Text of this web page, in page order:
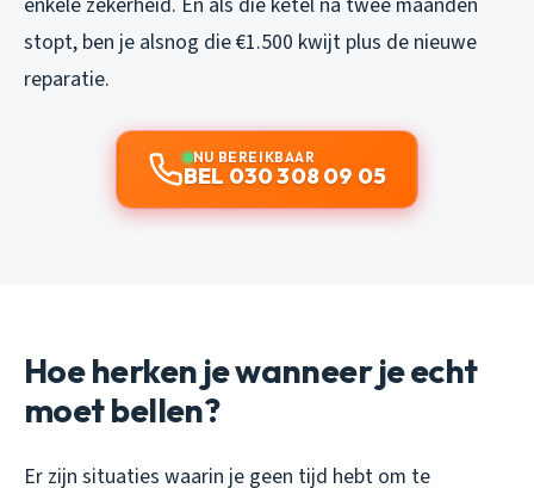
stopt, ben je alsnog die €1.500 kwijt plus de nieuwe
reparatie.
NU BEREIKBAAR
BEL 030 308 09 05
Hoe herken je wanneer je echt
moet bellen?
Er zijn situaties waarin je geen tijd hebt om te